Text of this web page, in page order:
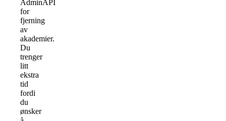
AdminAPI
for
fjerning
av
akademier.
Du
trenger
litt
ekstra
tid
fordi
du
ønsker